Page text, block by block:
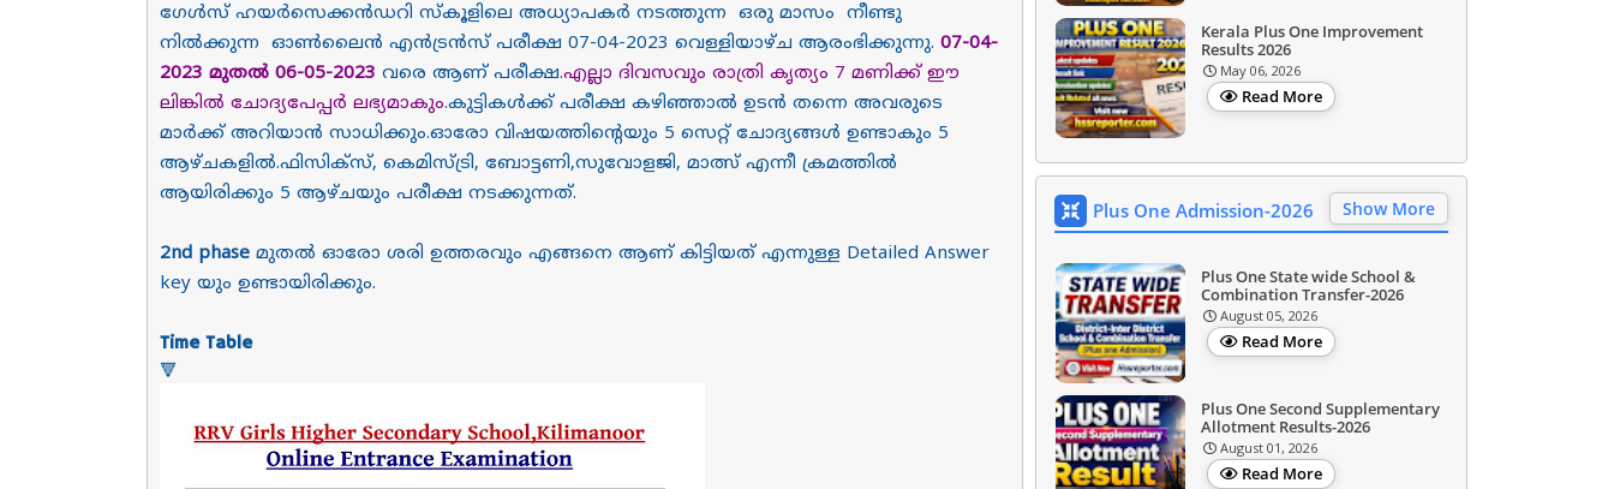
ഗേൾസ് ഹയർസെക്കൻഡറി സ്കൂളിലെ അധ്യാപകർ നടത്തുന്ന ഒരു മാസം നീണ്ടു
നിൽക്കുന്ന ഓൺലൈൻ എൻട്രൻസ് പരീക്ഷ 07-04-2023 വെള്ളിയാഴ്ച ആരംഭിക്കുന്നു. 07-04-
2023 മുതൽ 06-05-2023 വരെ ആണ് പരീക്ഷ.എല്ലാ ദിവസവും രാത്രി കൃത്യം 7 മണിക്ക് ഈ
ലിങ്കിൽ ചോദ്യപേപ്പർ ലഭ്യമാകും.കുട്ടികൾക്ക് പരീക്ഷ കഴിഞ്ഞാൽ ഉടൻ തന്നെ അവരുടെ
മാർക്ക് അറിയാൻ സാധിക്കും.ഓരോ വിഷയത്തിൻ്റെയും 5 സെറ്റ് ചോദ്യങ്ങൾ ഉണ്ടാകും 5
ആഴ്ചകളിൽ.ഫിസിക്സ്, കെമിസ്ട്രി, ബോട്ടണി,സുവോളജി, മാത്സ് എന്നീ ക്രമത്തിൽ
ആയിരിക്കും 5 ആഴ്ചയും പരീക്ഷ നടക്കുന്നത്.
2nd phase മുതൽ ഓരോ ശരി ഉത്തരവും എങ്ങനെ ആണ് കിട്ടിയത് എന്നുള്ള Detailed Answer
key യും ഉണ്ടായിരിക്കും.
Time Table
🔻
Kerala Plus One Improvement
Results 2026
May 06, 2026
Read More
Plus One Admission-2026 Show More
Plus One State wide School &
Combination Transfer-2026
August 05, 2026
Read More
Plus One Second Supplementary
Allotment Results-2026
August 01, 2026
Read More